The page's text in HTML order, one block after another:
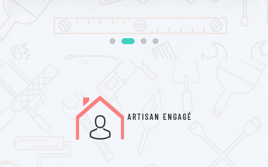
ARTISAN ENGAGÉ